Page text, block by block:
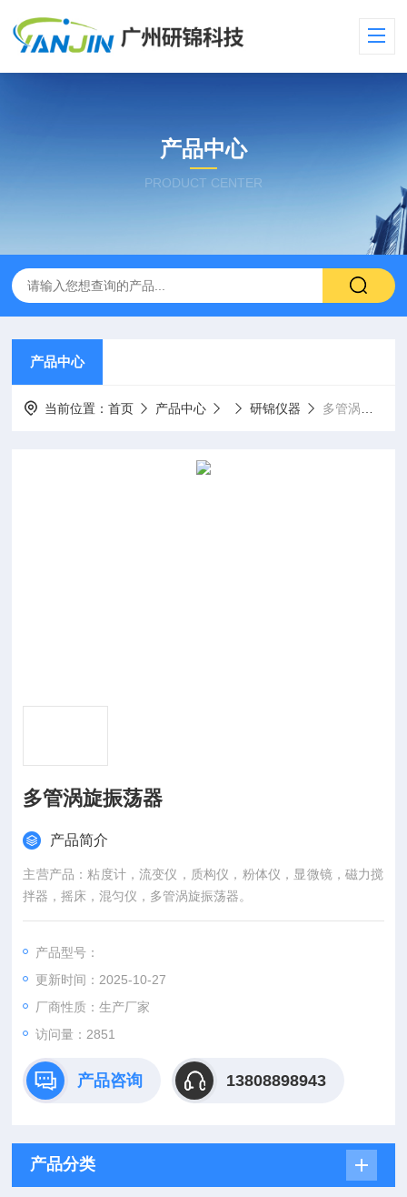
产品中心
PRODUCT CENTER
产品中心
当前位置：首页 产品中心 研锦仪器 多管涡旋振荡器
多管涡旋振荡器
产品简介
主营产品：粘度计，流变仪，质构仪，粉体仪，显微镜，磁力搅
拌器，摇床，混匀仪，多管涡旋振荡器。
产品型号：
更新时间：2025-10-27
厂商性质：生产厂家
访问量：2851
产品咨询 13808898943
产品分类